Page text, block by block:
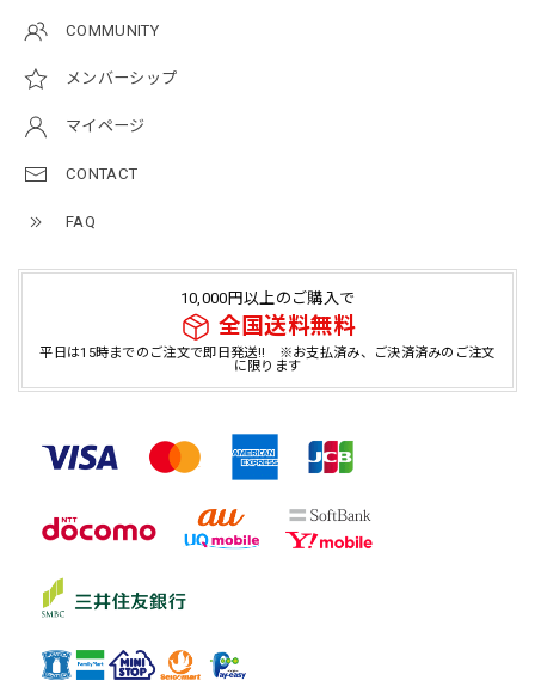
COMMUNITY
メンバーシップ
マイページ
CONTACT
FAQ
10,000円以上のご購入で
全国送料無料
平日は15時までのご注文で即日発送!! ※お支払済み、ご決済済みのご注文
に限ります